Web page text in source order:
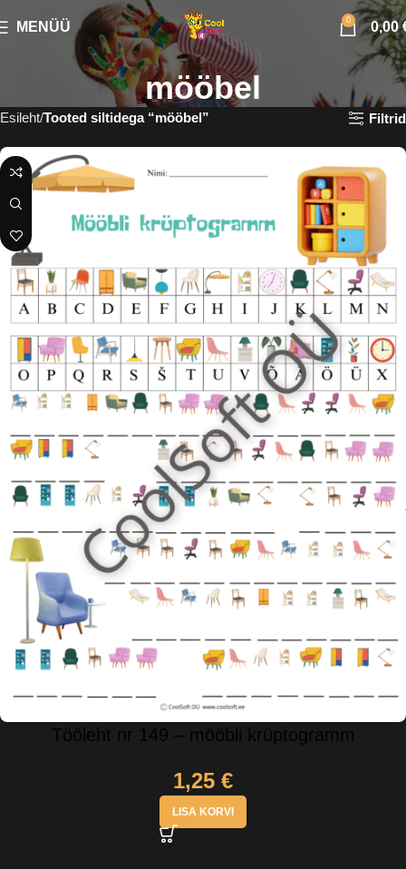
MENÜÜ 0 0,00
mööbel
Esileht Tooted siltidega “mööbel” Filtrid
Tööleht nr 149 – mööbli krüptogramm
1,25 €
LISA KORVI